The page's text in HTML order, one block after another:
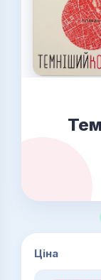
Ціна